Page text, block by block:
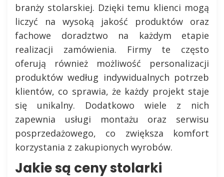
branży stolarskiej. Dzięki temu klienci mogą
liczyć na wysoką jakość produktów oraz
fachowe doradztwo na każdym etapie
realizacji zamówienia. Firmy te często
oferują również możliwość personalizacji
produktów według indywidualnych potrzeb
klientów, co sprawia, że każdy projekt staje
się unikalny. Dodatkowo wiele z nich
zapewnia usługi montażu oraz serwisu
posprzedażowego, co zwiększa komfort
korzystania z zakupionych wyrobów.
Jakie są ceny stolarki